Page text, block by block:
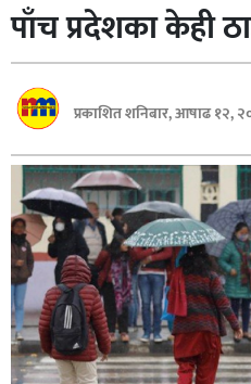
मधेश
प्रदेश
लुम्बिनी
गण्डकी
बागमती
कर्णाली
सुदूरपश्चिम
मधेश
विशेष
पाँच प्रदेशका केही
प्रकाशित शनिबार, आषाढ १२,